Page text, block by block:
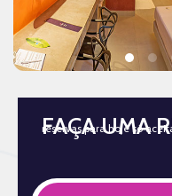
FAÇA UMA
reservas para hoje só